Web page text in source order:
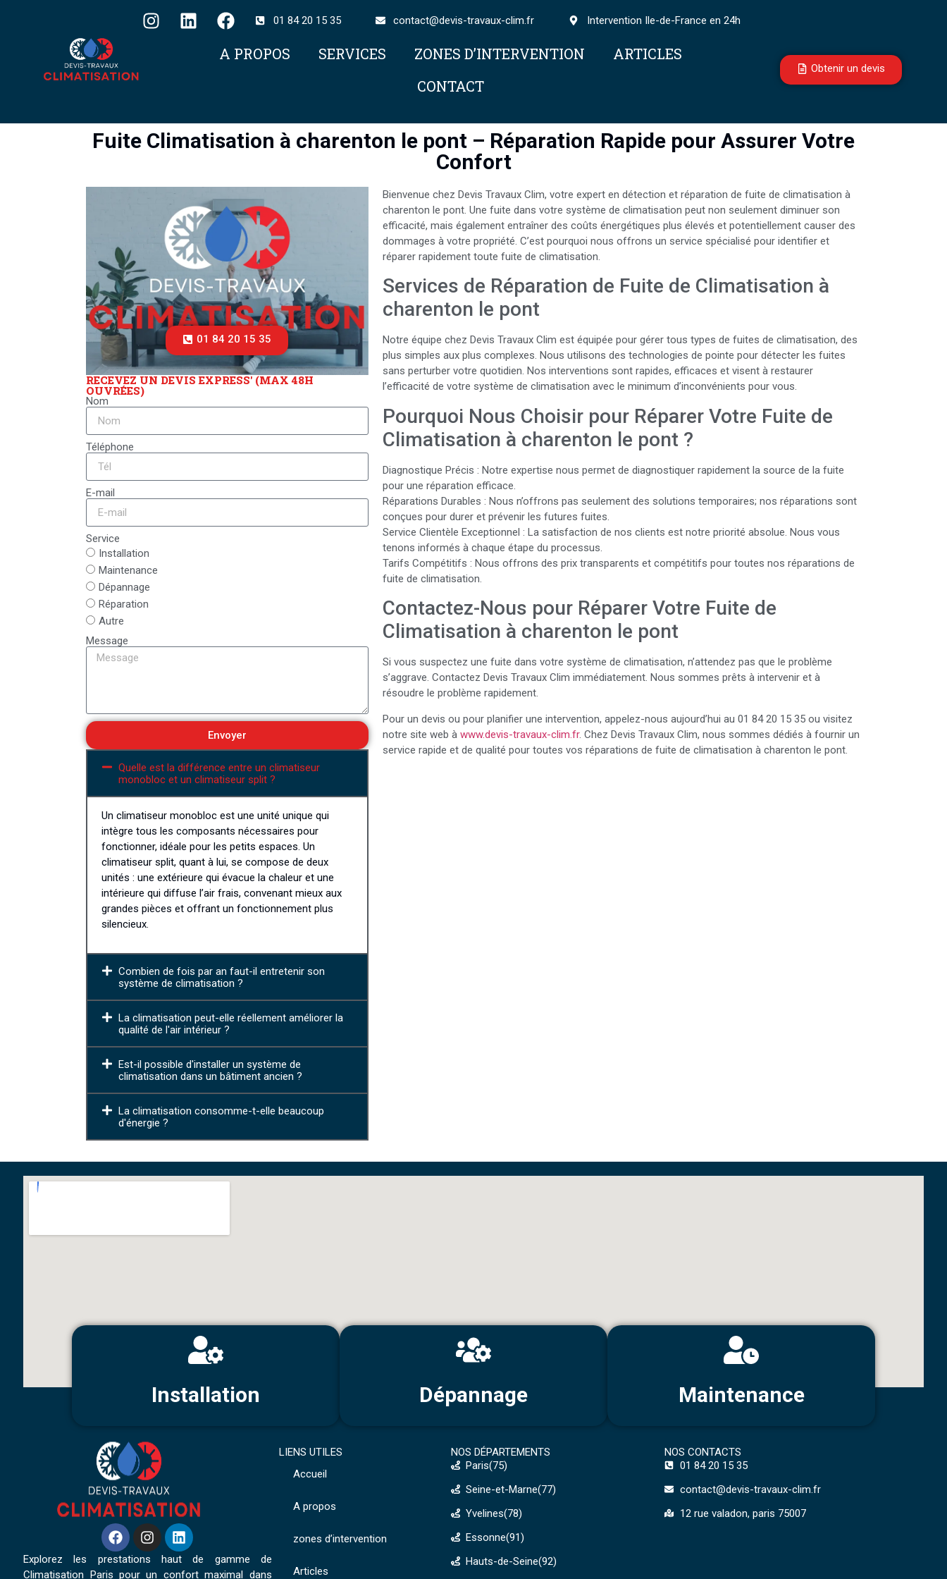
01 84 20 15 35 contact@devis-travaux-clim.fr Intervention Ile-de-France en 24h
A PROPOS SERVICES ZONES D’INTERVENTION
ARTICLES
CONTACT
Obtenir un devis
Fuite Climatisation à charenton le pont – Réparation Rapide pour Assurer Votre
Confort
01 84 20 15 35
RECEVEZ UN DEVIS EXPRESS' (MAX 48H
OUVRÉES)
Nom
Téléphone
E-mail
Service
Installation
Maintenance
Dépannage
Réparation
Autre
Message
Envoyer
Quelle est la différence entre un climatiseur
monobloc et un climatiseur split ?
Un climatiseur monobloc est une unité unique qui
intègre tous les composants nécessaires pour
fonctionner, idéale pour les petits espaces. Un
climatiseur split, quant à lui, se compose de deux
unités : une extérieure qui évacue la chaleur et une
intérieure qui diffuse l’air frais, convenant mieux aux
grandes pièces et offrant un fonctionnement plus
silencieux.
Combien de fois par an faut-il entretenir son
système de climatisation ?
La climatisation peut-elle réellement améliorer la
qualité de l'air intérieur ?
Est-il possible d'installer un système de
climatisation dans un bâtiment ancien ?
La climatisation consomme-t-elle beaucoup
d'énergie ?
Bienvenue chez Devis Travaux Clim, votre expert en détection et réparation de fuite de climatisation à
charenton le pont. Une fuite dans votre système de climatisation peut non seulement diminuer son
efficacité, mais également entraîner des coûts énergétiques plus élevés et potentiellement causer des
dommages à votre propriété. C’est pourquoi nous offrons un service spécialisé pour identifier et
réparer rapidement toute fuite de climatisation.
Services de Réparation de Fuite de Climatisation à
charenton le pont
Notre équipe chez Devis Travaux Clim est équipée pour gérer tous types de fuites de climatisation, des
plus simples aux plus complexes. Nous utilisons des technologies de pointe pour détecter les fuites
sans perturber votre quotidien. Nos interventions sont rapides, efficaces et visent à restaurer
l’efficacité de votre système de climatisation avec le minimum d’inconvénients pour vous.
Pourquoi Nous Choisir pour Réparer Votre Fuite de
Climatisation à charenton le pont ?
Diagnostique Précis : Notre expertise nous permet de diagnostiquer rapidement la source de la fuite
pour une réparation efficace.
Réparations Durables : Nous n’offrons pas seulement des solutions temporaires; nos réparations sont
conçues pour durer et prévenir les futures fuites.
Service Clientèle Exceptionnel : La satisfaction de nos clients est notre priorité absolue. Nous vous
tenons informés à chaque étape du processus.
Tarifs Compétitifs : Nous offrons des prix transparents et compétitifs pour toutes nos réparations de
fuite de climatisation.
Contactez-Nous pour Réparer Votre Fuite de
Climatisation à charenton le pont
Si vous suspectez une fuite dans votre système de climatisation, n’attendez pas que le problème
s’aggrave. Contactez Devis Travaux Clim immédiatement. Nous sommes prêts à intervenir et à
résoudre le problème rapidement.
Pour un devis ou pour planifier une intervention, appelez-nous aujourd’hui au 01 84 20 15 35 ou visitez
notre site web à www.devis-travaux-clim.fr. Chez Devis Travaux Clim, nous sommes dédiés à fournir un
service rapide et de qualité pour toutes vos réparations de fuite de climatisation à charenton le pont.
Installation Dépannage Maintenance
Explorez les prestations haut de gamme de
Climatisation Paris pour un confort maximal dans
LIENS UTILES
Accueil
A propos
zones d’intervention
Articles
NOS DÉPARTEMENTS
Paris(75)
Seine-et-Marne(77)
Yvelines(78)
Essonne(91)
Hauts-de-Seine(92)
NOS CONTACTS
01 84 20 15 35
contact@devis-travaux-clim.fr
12 rue valadon, paris 75007